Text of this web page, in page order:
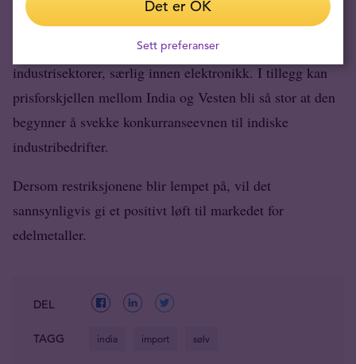
India på kort sikt, er det svært sannsynlig at de vil bli
lettet på lengre sikt. Sølv er vanskelig å erstatte i mange
industrisektorer, særlig innen elektronikk. I tillegg kan
prisforskjellen mellom India og Vesten bli så stor at den
begynner å svekke konkurranseevnen til indiske
industribedrifter.
Dersom restriksjonene blir lempet på, vil det
sannsynligvis gi et positivt løft til markedet for
edelmetaller.
DEL
TAGG india import sølv
Det er OK
Sett preferanser